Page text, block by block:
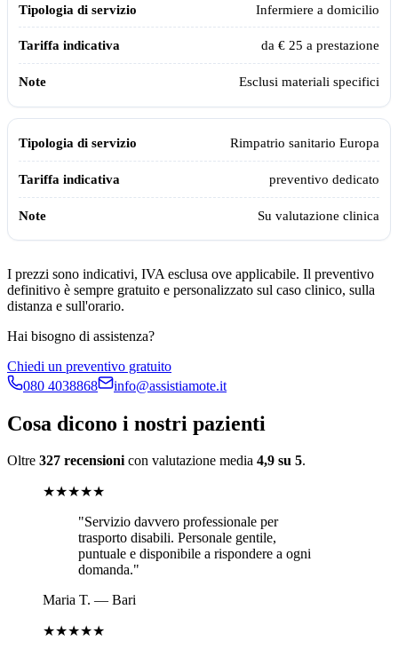
Infermiere a domicilio
da € 25 a prestazione
Esclusi materiali specifici
Rimpatrio sanitario Europa
preventivo dedicato
Su valutazione clinica
I prezzi sono indicativi, IVA esclusa ove applicabile. Il preventivo
definitivo è sempre gratuito e personalizzato sul caso clinico, sulla
distanza e sull'orario.
Hai bisogno di assistenza?
Chiedi un preventivo gratuito
080 4038868
info@assistiamote.it
Cosa dicono i nostri pazienti
Oltre 327 recensionicon valutazione media 4,9 su 5.
★★★★★
"Servizio davvero professionale per
trasporto disabili. Personale gentile,
puntuale e disponibile a rispondere a ogni
domanda."
Maria T. — Bari
★★★★★